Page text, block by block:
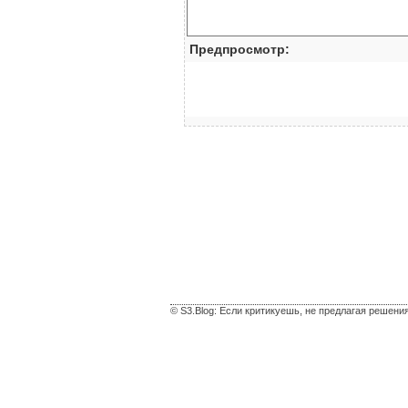
Предпросмотр:
© S3.Blog: Если критикуешь, не предлагая